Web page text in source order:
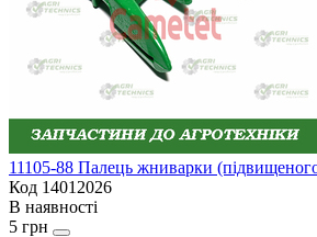
11105-88 Палець жниварки
Код 14012026
В наявності
5 грн